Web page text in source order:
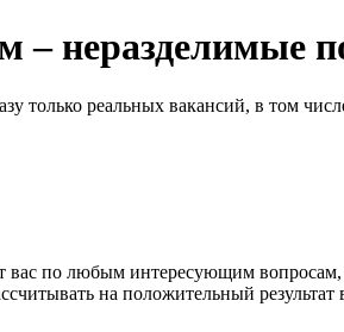
– неразделимые
только реальных вакансий, в том
по любым интересующим вопросам,
на положительный результат